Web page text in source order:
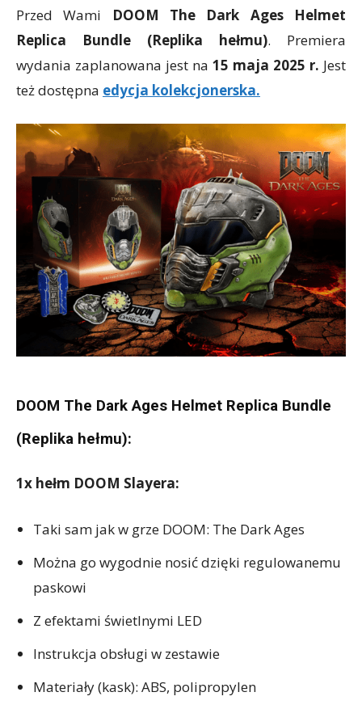
Przed Wami DOOM The Dark Ages Helmet
Replica Bundle (Replika hełmu). Premiera
wydania zaplanowana jest na 15 maja 2025 r. Jest
też dostępna edycja kolekcjonerska.
DOOM The Dark Ages Helmet Replica Bundle
(Replika hełmu):
1x hełm DOOM Slayera:
Taki sam jak w grze DOOM: The Dark Ages
Można go wygodnie nosić dzięki regulowanemu
paskowi
Z efektami świetlnymi LED
Instrukcja obsługi w zestawie
Materiały (kask): ABS, polipropylen